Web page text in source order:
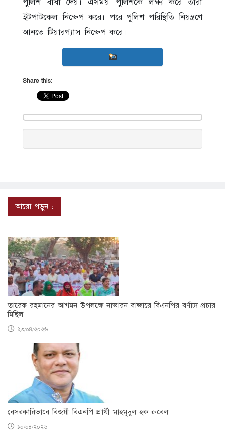
ইটপাটকেল নিক্ষেপ করে। পরে পুলিশ পরিস্থিতি নিয়ন্ত্রণে
আনতে টিয়ারগ্যাস নিক্ষেপ করে।
Share this:
আরো পড়ুন :
তারেক রহমানের আগমন উপলক্ষে নাভারন বাজারে বিএনপির বর্ণাঢ্য প্রচার
মিছিল
২৩/০৪/২০২৬
বেসরকারিভাবে বিজয়ী বিএনপি প্রার্থী মাহমুদুল হক রুবেল
১০/০৪/২০২৬